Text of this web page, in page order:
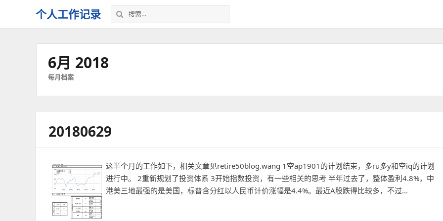
个人工作记录
搜
索：
6月 2018
每月档案
20180629
这半个月的工作如下，相关文章见retire50blog.wang 1空ap1901的计划结束，多ru多y和空iq的计划
进行中。 2重新规划了投资体系 3开始指数投资，有一些相关的思考 半年过去了，整体盈利4.8%，中
港美三地最强的是美国，标普含分红以人民币计价涨幅是4.4%。最近A股跌得比较多，不过…